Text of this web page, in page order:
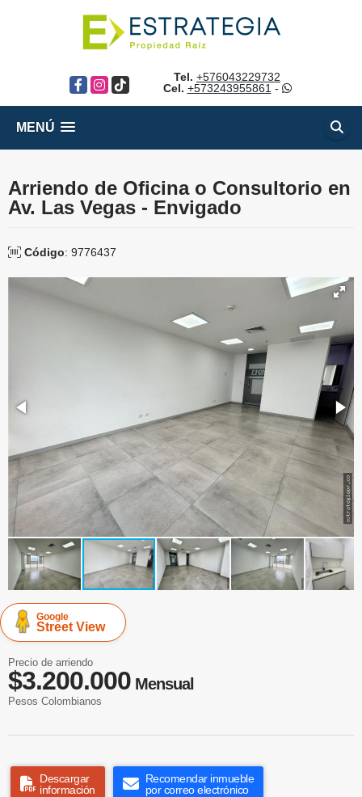
Facebook
Instagram
TikTok
Tel. +576043229732
Cel. +573243955861 -
MENÚ
Arriendo de Oficina o Consultorio en
Av. Las Vegas - Envigado
Código: 9776437
Google
Street View
Precio de arriendo
$3.200.000 Mensual
Pesos Colombianos
Descargar
información
Recomendar inmueble
por correo electrónico